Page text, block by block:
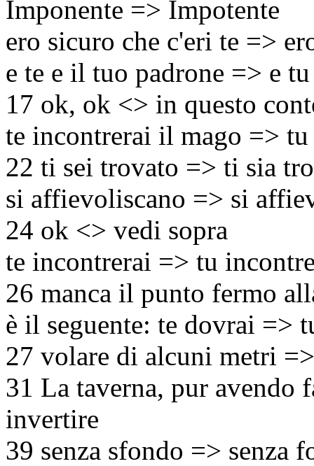
Imponente => Impotente
ero sicuro che c'eri te =>
e te e il tuo padrone => e
17 ok, ok <> in questo
te incontrerai il mago =>
22 ti sei trovato => ti sia
si affievoliscano => si
24 ok <> vedi sopra
te incontrerai => tu
26 manca il punto fermo
è il seguente: te dovrai =>
27 volare di alcuni metri
31 La taverna, pur avendo
invertire
39 senza sfondo => senza